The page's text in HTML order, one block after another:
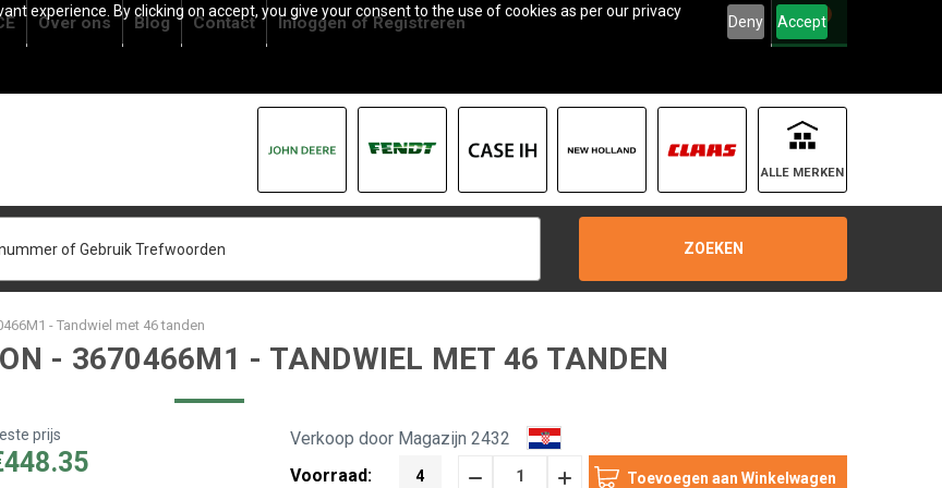
experience. By clicking on accept, you give your consent to the use of cookies as per our privacy
Deny Accept
Over ons Blog Contact InloggenofRegistreren 0
ALLE MERKEN
ZOEKEN
- Tandwiel met 46 tanden
- 3670466M1 - TANDWIEL MET 46 TANDEN
prijs
Verkoop door Magazijn 2432
Voorraad:
4 HoeveelheidHoeveelheid